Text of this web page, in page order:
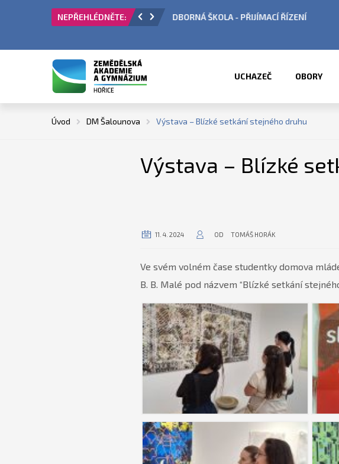
PŘIJÍMACÍ ŘÍZENÍ ÚŘEDNÍ HODINY V OBDOBÍ LETNÍCH
UCHAZEČ OBORY
Úvod DM Šalounova Výstava – Blízké setkání stejného druhu
Výstava – Blízké
11. 4. 2024 OD TOMÁŠ HORÁK
Ve svém volném čase studentky domova
B. B. Malé pod názvem “Blízké setkání